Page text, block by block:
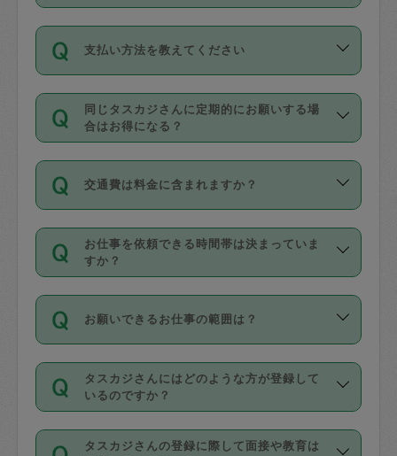
利用ください。機能をご利用いただくに
の上事前申請することが必要です。な
お、3時間を下回っても、値引き等はござ
いません。
11種類の価格帯の中からタスカジさん自
身が価格を選んで設定しています。
タスカジさんの価格設定には最初は制限
があり、レビュー件数、レビューの平均
値、などで除々に設定可能な最高額が上
がっていく仕組みになっています。
支払い方法を教えてください
お支払方法はクレジットカード（Visa／
Master／JCB／AMERICAN EXPRESS／
Diners Club）のみとなります。
を行う際にご入力ください。プロフィー
ル登録時にはご入力いただかなくても大
丈夫です。
デビットカード・プリペイドカード（Vプ
リカ、au WALLETなど）は支払にはご利
銀行振込や現金払いも対応していませ
なお、タスカジさんの交通費も、依頼料
金のご請求と合わせてお支払いとなりま
動計算で表示されます。
同じタスカジさんに定期的にお願いする場
合はお得になる？
依頼には「スポット」と「定期（毎週｜
隔週）」があり、「定期」の依頼は「ス
ポット」よりお得な料金でご利用できま
す。
定期の最低利用回数は設けていない代わ
りに、一定数を超えたキャンセルは有償
（例：毎週定期の場合は３回以上のキャ
ンセルが有償（1200円、隔週定期の場合
は２回以上のキャンセルが有償（1200
交通費は料金に含まれますか？
交通費は依頼料金とは別途発生し、依頼
料金のご請求と合わせてお支払いとなり
ます。交通費の金額は「依頼の詳細」に
お仕事を依頼できる時間帯は決まっていま
すか？
時間帯は3種類あります。いずれも１回あ
たり３時間です。
・ＡＭ ９時～１２時
・ＰＭ １３時～１６時
・夜 １８時～２１時
お願いできるお仕事の範囲は？
掃除、整理収納、洗濯、買い物、料理、
作り置きです。タスカジさんによってで
きる仕事の範囲が異なりますので、依頼
する前にタスカジさんのプロフィールで
タスカジさんにはどのような方が登録して
いるのですか？
主婦として長年の家事経験をお持ちの
タスカジさんの登録に際して面接や教育は